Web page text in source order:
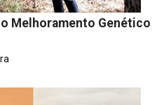
o Melhoramento Genético